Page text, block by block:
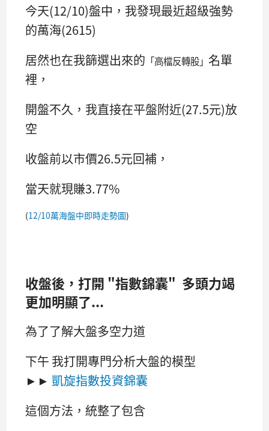
今天(12/10)盤中，我發現最近超級強勢
的萬海(2615)
居然也在我篩選出來的 「高檔反轉股」 名單
裡，
開盤不久，我直接在平盤附近(27.5元)放
空
收盤前以市價26.5元回補，
當天就現賺3.77%
(12/10萬海盤中即時走勢圖)
收盤後，打開 "指數錦囊" 多頭力竭
更加明顯了...
為了了解大盤多空力道
下午 我打開專門分析大盤的模型
►► 凱旋指數投資錦囊
這個方法，統整了包含